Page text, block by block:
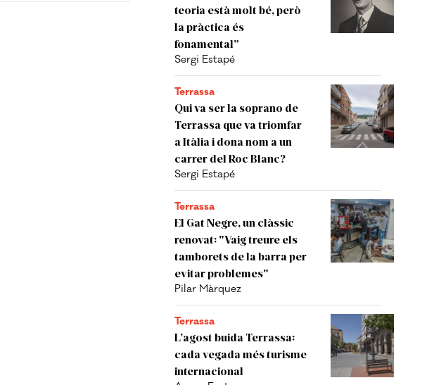
teoria està molt bé, però
la pràctica és
fonamental”
Sergi Estapé
Terrassa
Qui va ser la soprano de
Terrassa que va triomfar
a Itàlia i dona nom a un
carrer del Roc Blanc?
Sergi Estapé
Terrassa
El Gat Negre, un clàssic
renovat: "Vaig treure els
tamborets de la barra per
evitar problemes"
Pilar Màrquez
Terrassa
L’agost buida Terrassa:
cada vegada més turisme
internacional